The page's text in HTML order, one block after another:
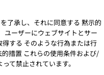
了承し、それに同意する 黙示的
ユーザーにウェブサイトとサー
する そのような行為または行
措置 これらの使用条件および/
て禁止されています。